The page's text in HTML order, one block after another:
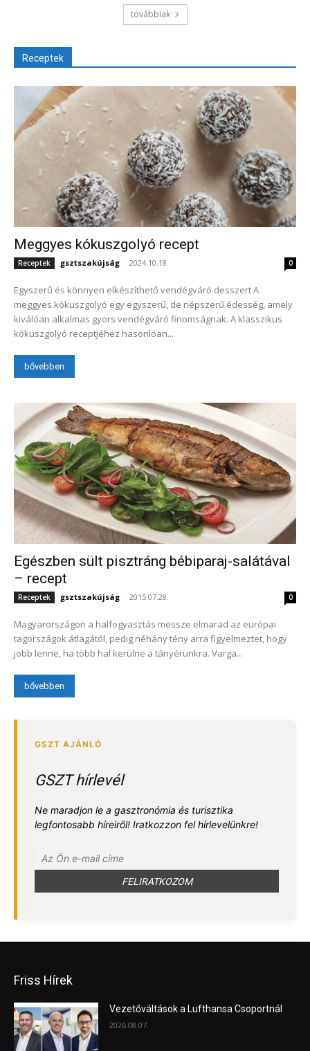
továbbiak
Receptek
Meggyes kókuszgolyó recept
Receptek gsztszakújság - 2024.10.18. 0
Egyszerű és könnyen elkészíthető vendégváró desszert A
meggyes kókuszgolyó egy egyszerű, de népszerű édesség, amely
kiválóan alkalmas gyors vendégváró finomságnak. A klasszikus
kókuszgolyó receptjéhez hasonlóan...
bővebben
Egészben sült pisztráng bébiparaj-salátával
– recept
Receptek gsztszakújság - 2015.07.28. 0
Magyarországon a halfogyasztás messze elmarad az európai
tagországok átlagától, pedig néhány tény arra figyelmeztet, hogy
jobb lenne, ha több hal kerülne a tányérunkra. Varga...
bővebben
GSZT hírlevél
Ne maradjon le a gasztronómia és turisztika
legfontosabb híreiről! Iratkozzon fel hírlevelünkre!
Friss Hírek
Vezetőváltások a Lufthansa Csoportnál
2026.08.07.